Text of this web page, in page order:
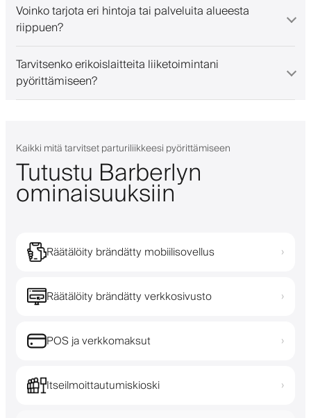
Voinko tarjota eri hintoja tai palveluita alueesta
riippuen?
Tarvitsenko erikoislaitteita liiketoimintani
pyörittämiseen?
Kaikki mitä tarvitset parturiliikkeesi pyörittämiseen
Tutustu Barberlyn
ominaisuuksiin
Räätälöity brändätty mobiilisovellus ›
Räätälöity brändätty verkkosivusto ›
POS ja verkkomaksut ›
Itseilmoittautumiskioski ›